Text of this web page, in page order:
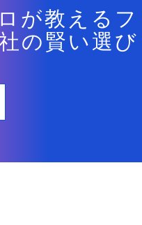
が教えるフ
の賢い選び